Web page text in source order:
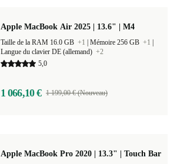
Apple MacBook Air 2025 | 13.6" | M4
Taille de la RAM 16.0 GB +1 Mémoire 256 GB +1
Langue du clavier DE (allemand) +2
5,0
1 066,10 € 1 199,00 € (Nouveau)
Apple MacBook Pro 2020 | 13.3" | Touch Bar